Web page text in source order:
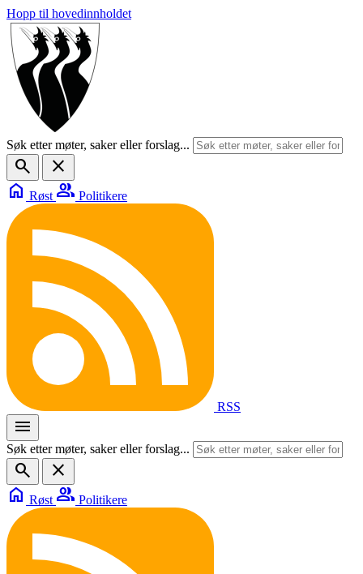
Hopp til hovedinnholdet
Søk etter møter, saker eller forslag...
search
close
home Røst group Politikere
RSS
menu
Søk etter møter, saker eller forslag...
search
close
home Røst group Politikere